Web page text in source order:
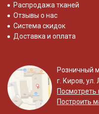
Распродажа тканей
Отзывы о нас
Система скидок
Доставка и оплата
Розничный
г. Киров, ул.
Посмотреть
Построить